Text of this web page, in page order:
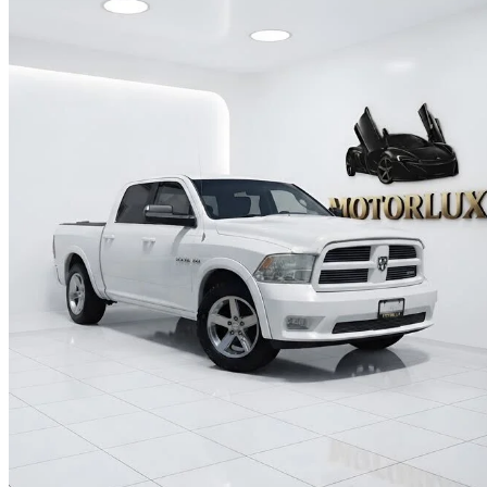
2010 Dodge RAM 1500
SLT Crew Cab 4WD171 800 km
11 800 $
207 $/mois env.